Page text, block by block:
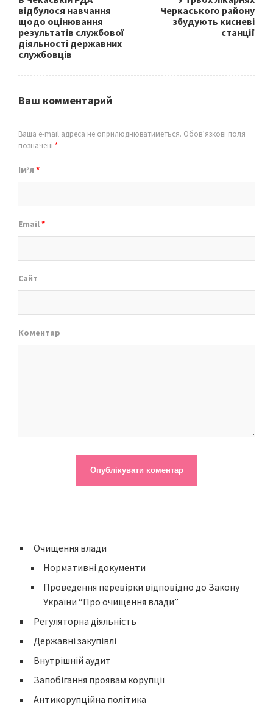
відбулося навчання
щодо оцінювання
результатів службової
діяльності державних
службовців
Черкаського району
збудують кисневі
станції
Ваш комментарий
Ваша e-mail адреса не оприлюднюватиметься. Обов’язкові поля
позначені *
Ім’я *
Email*
Сайт
Коментар
Очищення влади
Нормативні документи
Проведення перевірки відповідно до Закону
України “Про очищення влади”
Регуляторна діяльність
Державні закупівлі
Внутрішній аудит
Запобігання проявам корупції
Антикорупційна політика